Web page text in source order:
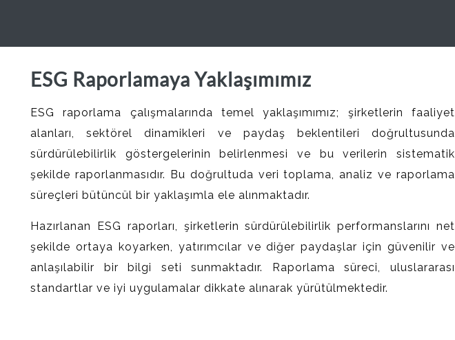
ESG Raporlamaya Yaklaşımımız
ESG raporlama çalışmalarında temel yaklaşımımız; şirketlerin faaliyet
alanları, sektörel dinamikleri ve paydaş beklentileri doğrultusunda
sürdürülebilirlik göstergelerinin belirlenmesi ve bu verilerin sistematik
şekilde raporlanmasıdır. Bu doğrultuda veri toplama, analiz ve raporlama
süreçleri bütüncül bir yaklaşımla ele alınmaktadır.
Hazırlanan ESG raporları, şirketlerin sürdürülebilirlik performanslarını net
şekilde ortaya koyarken, yatırımcılar ve diğer paydaşlar için güvenilir ve
anlaşılabilir bir bilgi seti sunmaktadır. Raporlama süreci, uluslararası
standartlar ve iyi uygulamalar dikkate alınarak yürütülmektedir.